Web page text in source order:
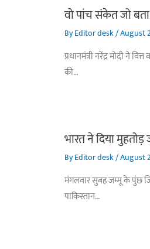
वो पांच संकेत जो
ByEditor desk/August
प्रधानमंत्री नरेंद्र मोदी ने
की…
भारत ने दिया
ByEditor desk/August
मंगलवार सुबह जम्मू के पुंछ
पाकिस्तान…